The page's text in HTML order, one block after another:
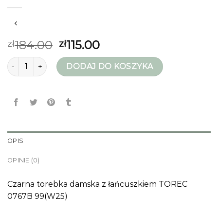
zł184.00 zł115.00
ilość ochnik torebkiDODAJ DO KOSZYKA
OPIS
OPINIE (0)
Czarna torebka damska z łańcuszkiem TOREC
0767B 99(W25)